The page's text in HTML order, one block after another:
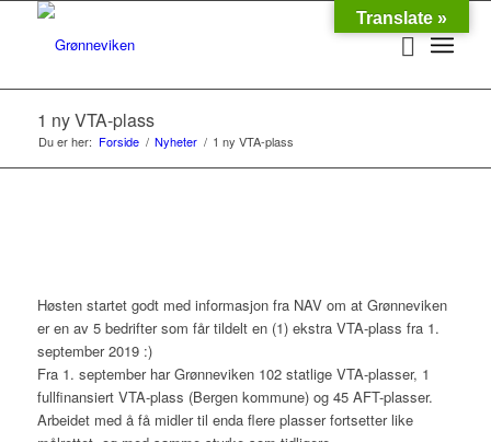
1 ny VTA-plass
Du er her: Forside / Nyheter / 1 ny VTA-plass
Høsten startet godt med informasjon fra NAV om at Grønneviken
er en av 5 bedrifter som får tildelt en (1) ekstra VTA-plass fra 1.
september 2019 :)
Fra 1. september har Grønneviken 102 statlige VTA-plasser, 1
fullfinansiert VTA-plass (Bergen kommune) og 45 AFT-plasser.
Arbeidet med å få midler til enda flere plasser fortsetter like
Translate »